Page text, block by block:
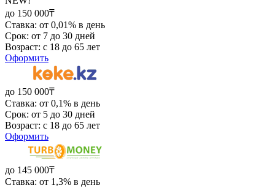
до 150 000₸
Ставка: от 0,01% в день
Срок: от 7 до 30 дней
Возраст: с 18 до 65 лет
Оформить
до 150 000₸
Ставка: от 0,1% в день
Срок: от 5 до 30 дней
Возраст: с 18 до 65 лет
Оформить
до 145 000₸
Ставка: от 1,3% в день